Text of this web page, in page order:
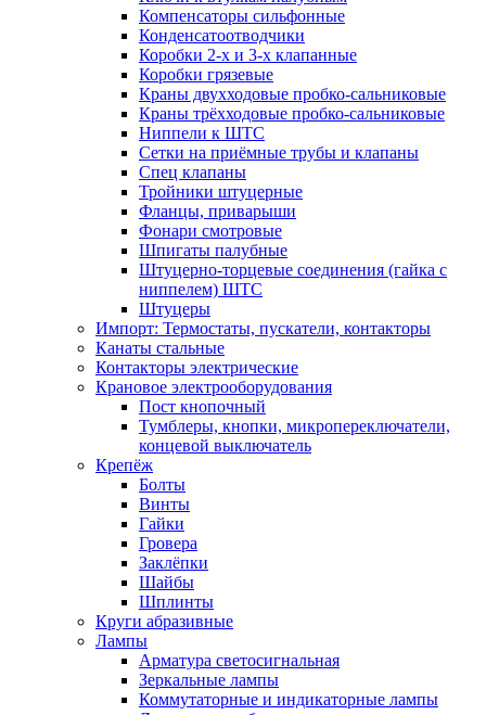
Компенсаторы сильфонные
Конденсатоотводчики
Коробки 2-х и 3-х клапанные
Коробки грязевые
Краны двухходовые пробко-сальниковые
Краны трёхходовые пробко-сальниковые
Ниппели к ШТС
Сетки на приёмные трубы и клапаны
Спец клапаны
Тройники штуцерные
Фланцы, приварыши
Фонари смотровые
Шпигаты палубные
Штуцерно-торцевые соединения (гайка с
ниппелем) ШТС
Штуцеры
Импорт: Термостаты, пускатели, контакторы
Канаты стальные
Контакторы электрические
Крановое электрооборудования
Пост кнопочный
Тумблеры, кнопки, микропереключатели,
концевой выключатель
Крепёж
Болты
Винты
Гайки
Гровера
Заклёпки
Шайбы
Шплинты
Круги абразивные
Лампы
Арматура светосигнальная
Зеркальные лампы
Коммутаторные и индикаторные лампы